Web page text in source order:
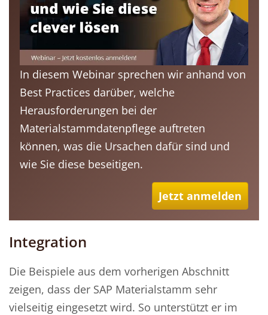
In diesem Webinar sprechen wir anhand von
Best Practices darüber, welche
Herausforderungen bei der
Materialstammdatenpflege auftreten
können, was die Ursachen dafür sind und
wie Sie diese beseitigen.
Jetzt anmelden
Integration
Die Beispiele aus dem vorherigen Abschnitt
zeigen, dass der SAP Materialstamm sehr
vielseitig eingesetzt wird. So unterstützt er im